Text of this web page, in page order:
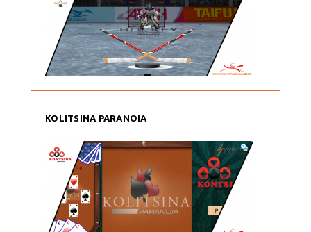
KOLITSINA PARANOIA